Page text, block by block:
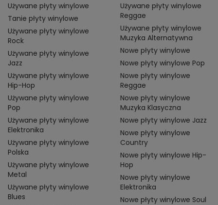
Używane płyty winylowe
Tanie płyty winylowe
Używane płyty winylowe
Rock
Używane płyty winylowe
Jazz
Używane płyty winylowe
Hip-Hop
Używane płyty winylowe
Pop
Używane płyty winylowe
Elektronika
Używane płyty winylowe
Polska
Używane płyty winylowe
Metal
Używane płyty winylowe
Blues
Używane płyty winylowe
Reggae
Używane płyty winylowe
Muzyka Alternatywna
Nowe płyty winylowe
Nowe płyty winylowe Pop
Nowe płyty winylowe
Reggae
Nowe płyty winylowe
Muzyka Klasyczna
Nowe płyty winylowe Jazz
Nowe płyty winylowe
Country
Nowe płyty winylowe Hip-
Hop
Nowe płyty winylowe
Elektronika
Nowe płyty winylowe Soul